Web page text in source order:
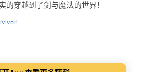
的穿越到了剑与魔法的世界！
vivo#